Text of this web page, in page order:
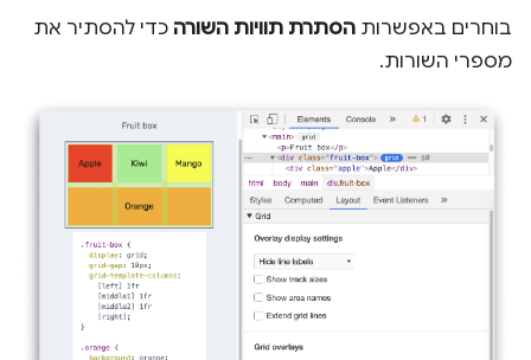
בוחרים באפשרות הסתרת תוויות השורה כדי להסתיר את
מספרי השורות.